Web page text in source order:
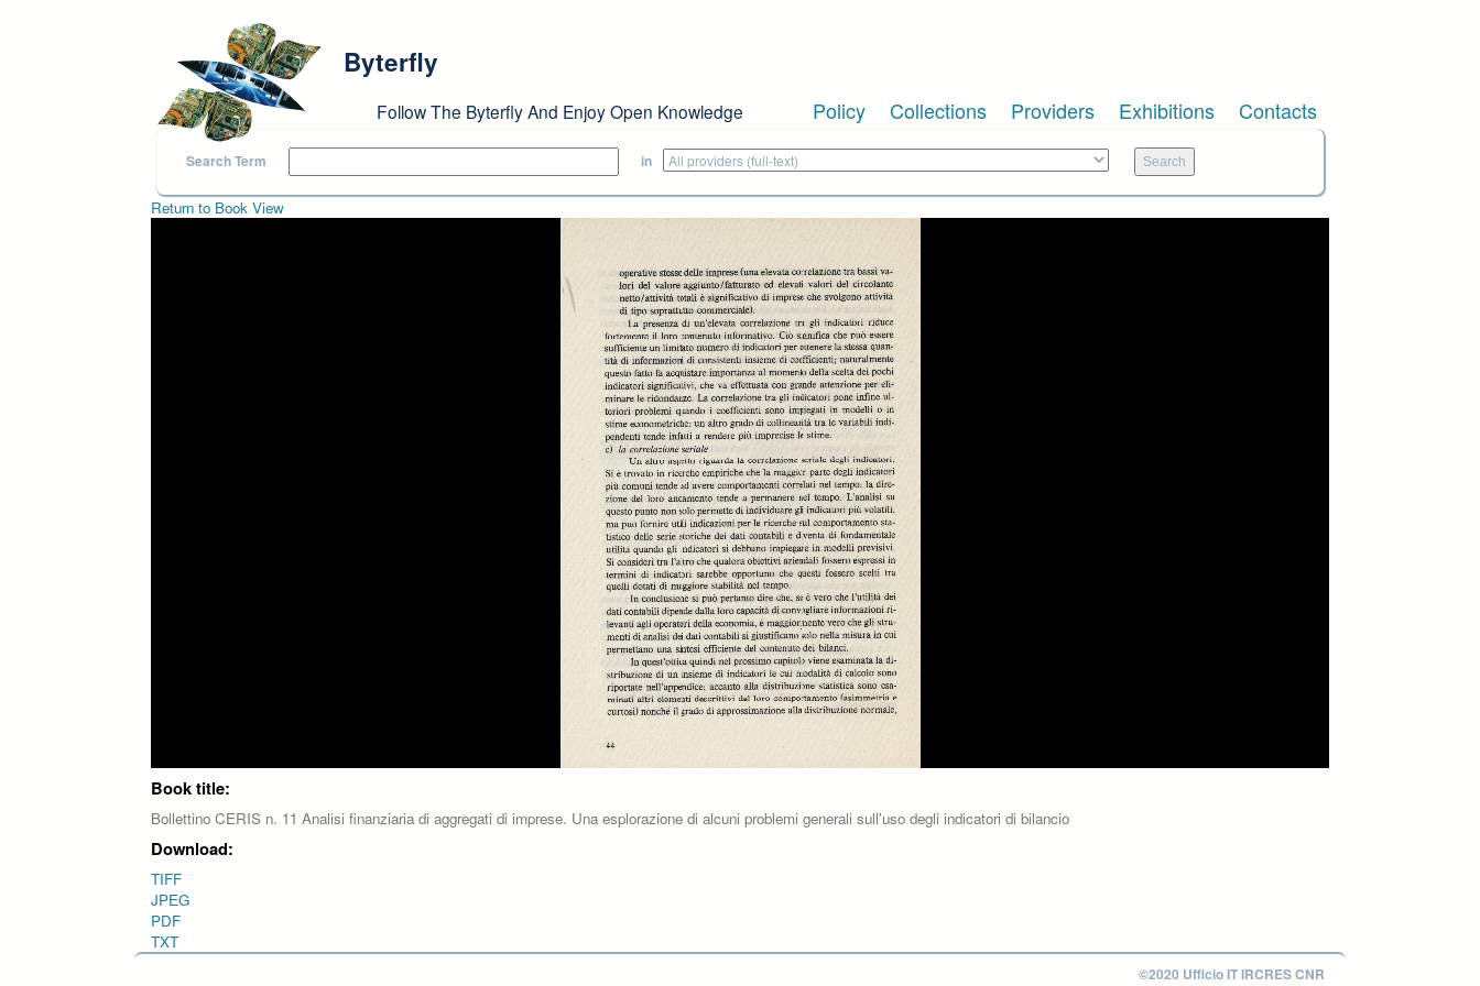
Byterfly
Follow The Byterfly And Enjoy Open Knowledge Policy Collections Providers Exhibitions Contacts
Search Term in
Return to Book View
Book title:
Bollettino CERIS n. 11 Analisi finanziaria di aggregati di imprese. Una esplorazione di alcuni problemi generali sull'uso degli indicatori di bilancio
Download:
TIFF
JPEG
PDF
TXT
©2020 Ufficio IT IRCRES CNR